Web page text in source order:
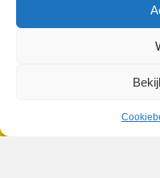
De Wending, Lotte